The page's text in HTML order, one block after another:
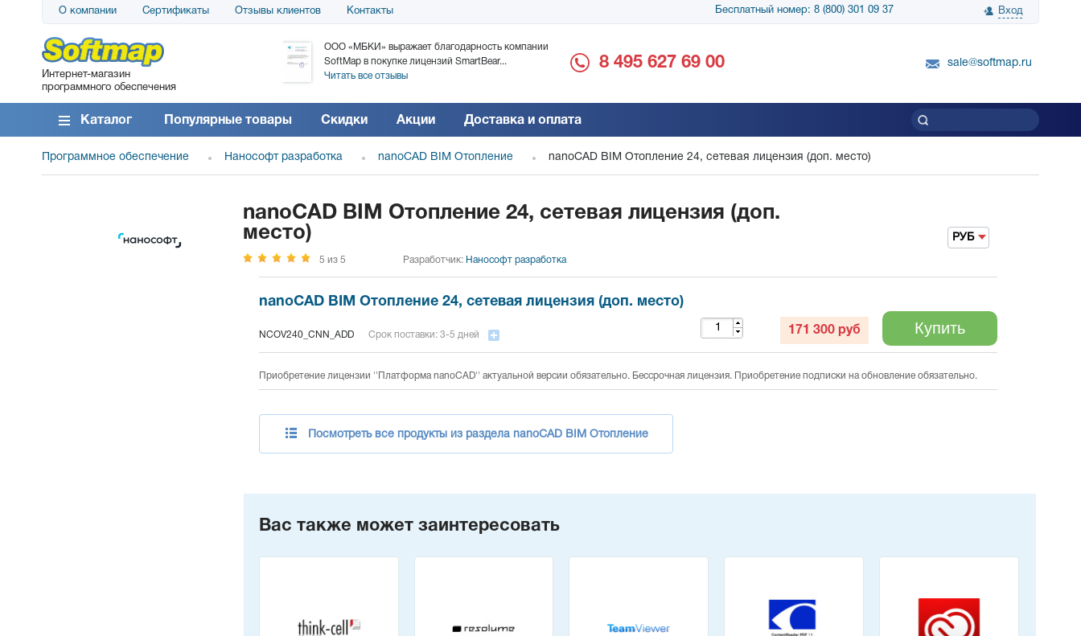
О компании Сертификаты Отзывы клиентов Контакты Бесплатный номер: 8 (800) 301 09 37 Вход
Интернет-магазин
программного обеспечения
АО «АТС» благодарит компанию SoftMap за
поставку программного обеспечения SolarWinds
DameWare...
Читать все отзывы
ООО «МБКИ» выражает благодарность компании
SoftMap в покупке лицензий SmartBear...
Читать все отзывы
благодарность за поставку SnapGene...
благодарность SoftMap за помощь в
8 495 627 69 00 sale@softmap.ru
Каталог Популярные товары Скидки Акции Доставка и оплата
Программное обеспечение Нанософт разработка nanoCAD BIM Отопление nanoCAD BIM Отопление 24, сетевая лицензия (доп. место)
nanoCAD BIM Отопление 24, сетевая лицензия (доп.
место)
5 из 5 Разработчик: Нанософт разработка
РУБ
nanoCAD BIM Отопление 24, сетевая лицензия (доп. место)
NCOV240_CNN_ADD Срок поставки: 3-5 дней 171 300 руб Купить
Приобретение лицензии ''Платформа nanoCAD'' актуальной версии обязательно. Бессрочная лицензия. Приобретение подписки на обновление обязательно.
Посмотреть все продукты из раздела nanoCAD BIM Отопление
Вас также может заинтересовать